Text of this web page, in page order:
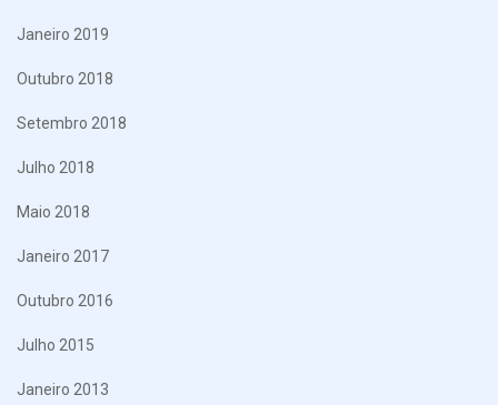
Janeiro 2019
Outubro 2018
Setembro 2018
Julho 2018
Maio 2018
Janeiro 2017
Outubro 2016
Julho 2015
Janeiro 2013